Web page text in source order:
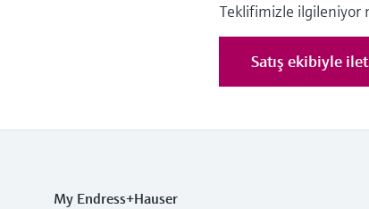
Teklifimizle ilgileniyor
Satış ekibiyle
My Endress+Hauser